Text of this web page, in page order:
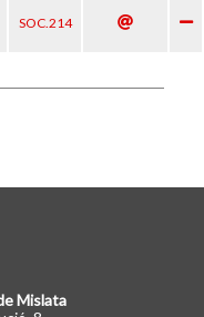
SOC.214
Mislata